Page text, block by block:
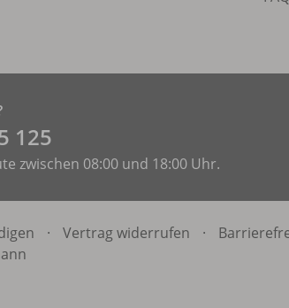
125
zwischen 08:00 und 18:00 Uhr.
· Vertrag widerrufen ·